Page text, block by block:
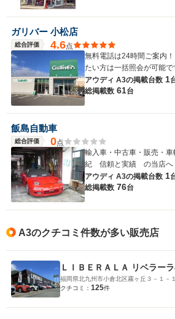
ガリバー 小松店
総合評価 4.6点
無料電話は24時間ご案内
たい方は一括照会が可能で
アウディ A3の掲載台数 1
総掲載数 61台
飯島自動車
総合評価 0点
輸入車・中古車・販売・
紀 信頼と実績 の当店へ
アウディ A3の掲載台数 1
総掲載数 76台
A3のクチコミ件数が多い販売店
ＬＩＢＥＲＡＬＡ リベラー
福岡県北九州市小倉北区霧ヶ丘３－１－１
クチコミ： 125件